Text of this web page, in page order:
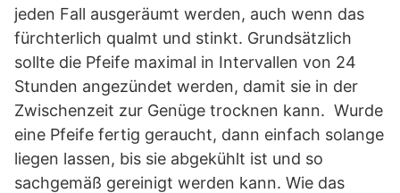
jeden Fall ausgeräumt werden, auch wenn das
fürchterlich qualmt und stinkt. Grundsätzlich
sollte die Pfeife maximal in Intervallen von 24
Stunden angezündet werden, damit sie in der
Zwischenzeit zur Genüge trocknen kann. Wurde
eine Pfeife fertig geraucht, dann einfach solange
liegen lassen, bis sie abgekühlt ist und so
sachgemäß gereinigt werden kann. Wie das